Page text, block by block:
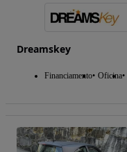
Dreamskey
Financiamento Oficina